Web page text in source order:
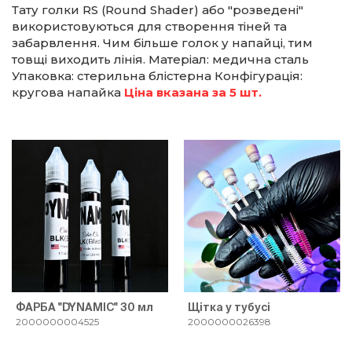
Тату голки RS (Round Shader) або "розведені"
використовуються для створення тіней та
забарвлення. Чим більше голок у напайці, тим
товщі виходить лінія. Матеріал: медична сталь
Упаковка: стерильна блістерна Конфігурація:
кругова напайка Ціна вказана за 5 шт.
ФАРБА "DYNAMIC" 30 мл
2000000004525
Щітка у тубусі
2000000026398